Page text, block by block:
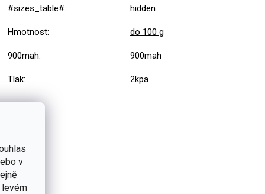
v
levém
#sizes_table#: hidden
Hmotnost: do 100 g
900mah: 900mah
Tlak: 2kpa